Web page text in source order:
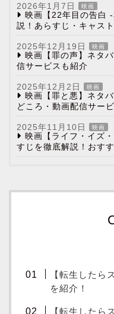
2026年1月7日 映画
映画【22年目の告白
説！あらすじ・キャスト
2025年12月19日 映画
映画【罪の声】ネタ
信サービスも紹介
2025年12月2日 映画
映画【罪と悪】ネタ
どころ・動画配信サー
2025年11月10日 映画
映画【ライフ・イズ
すじを徹底解説！おす
【転生したら
を紹介！
【転生したら